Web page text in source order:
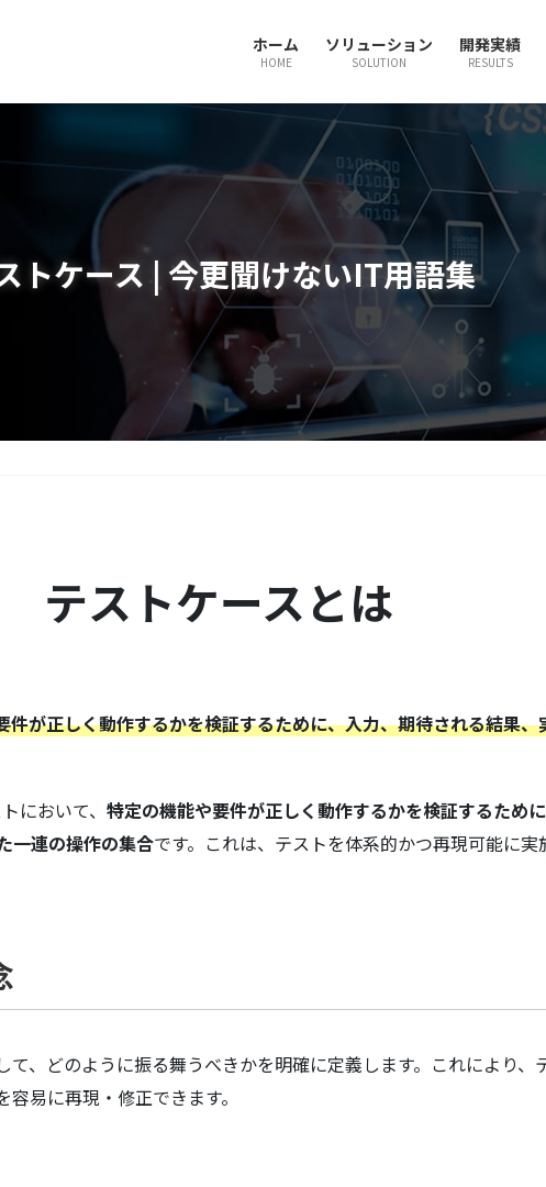
ホーム
HOME
ソリューション
SOLUTION
開発実績
RESULTS
トケース | 今更聞けないIT用語集
テストケースとは
が正しく動作するかを検証するために、入力、期待される結果
において、 特定の機能や要件が正しく動作するかを検証するため
一連の操作の集合です。これは、テストを体系的かつ再現可能に
、どのように振る舞うべきかを明確に定義します。これにより
易に再現・修正できます。